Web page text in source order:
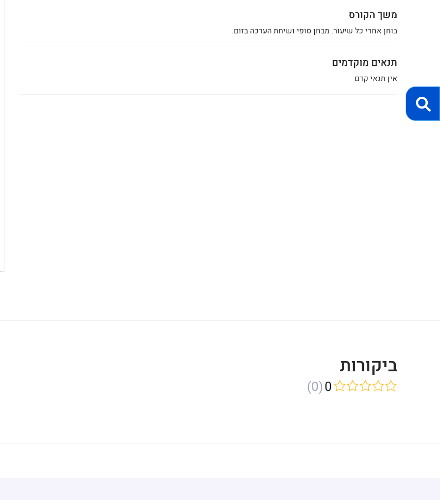
משך הקורס
בוחן אחרי כל שיעור. מבחן סופי ושיחת הערכה בזום.
תנאים מוקדמים
אין תנאי קדם
ביקורות
(0)0